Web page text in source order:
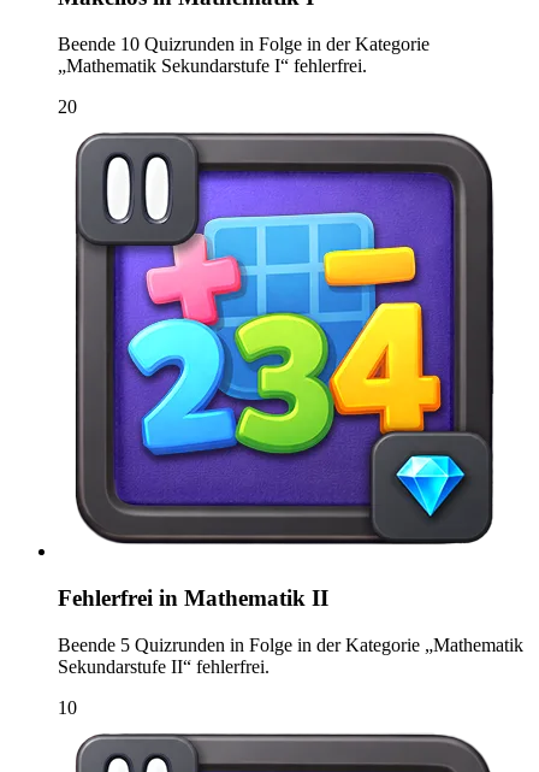
Beende 10 Quizrunden in Folge in der Kategorie
„Mathematik Sekundarstufe I“ fehlerfrei.
20
Fehlerfrei in Mathematik II
Beende 5 Quizrunden in Folge in der Kategorie „Mathematik
Sekundarstufe II“ fehlerfrei.
10